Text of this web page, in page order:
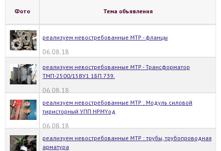
Фото Тема объявления
реализуем невостребованные МТР - фланцы
06.08.18
реализуем невостребованные МТР - Трансформатор
ТМП-2500/15ВУ1 1БП.739.
06.08.18
реализуем невостребованные МТР : Модуль силовой
тиристорный УПП НРМYод
06.08.18
реализуем невостребованные МТР : трубы, трубопроводная
арматура